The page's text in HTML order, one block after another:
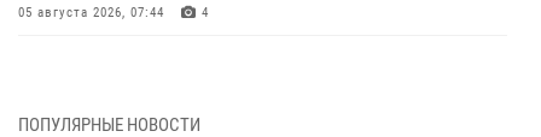
05 августа 2026, 07:44 4
04 августа 2026, 07:14 3
ПОПУЛЯРНЫЕ НОВОСТИ